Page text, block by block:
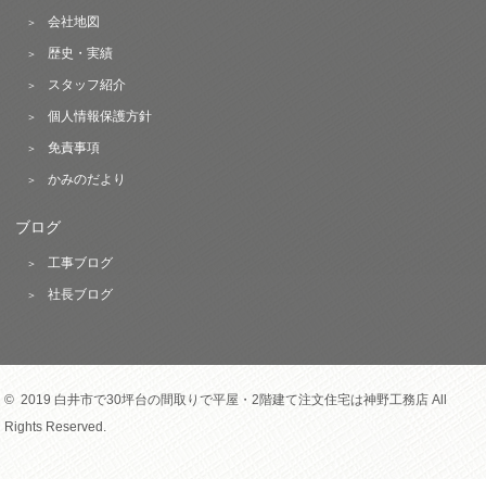
会社地図
歴史・実績
スタッフ紹介
個人情報保護方針
免責事項
かみのだより
ブログ
工事ブログ
社長ブログ
© 2019 白井市で30坪台の間取りで平屋・2階建て注文住宅は神野工務店 All
Rights Reserved.